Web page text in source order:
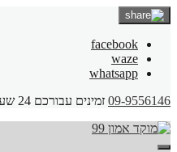
facebook
waze
whatsapp
09-9556146 זמינים עבורכם 24 שעות